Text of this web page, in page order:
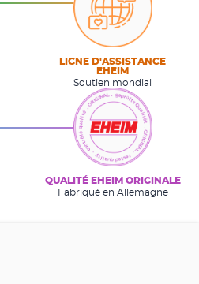
LIGNE D'ASSISTANCE
EHEIM
Soutien mondial
QUALITÉ EHEIM ORIGINALE
Fabriqué en Allemagne